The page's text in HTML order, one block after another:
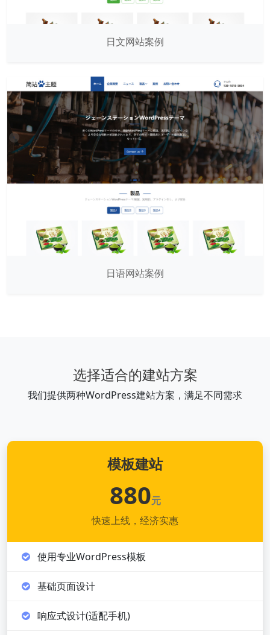
日文网站案例
日语网站案例
选择适合的建站方案
我们提供两种WordPress建站方案，满足不同需求
模板建站
880元
快速上线，经济实惠
使用专业WordPress模板
基础页面设计
响应式设计(适配手机)